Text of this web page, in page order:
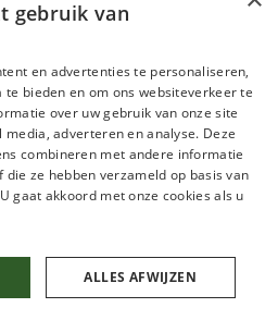
|Privacy statement
Sitemap
gebruik van
en advertenties te personaliseren,
bieden en om ons websiteverkeer te
over uw gebruik van onze site
adverteren en analyse. Deze
combineren met andere informatie
ze hebben verzameld op basis van
gaat akkoord met onze cookies als u
ALLES AFWIJZEN